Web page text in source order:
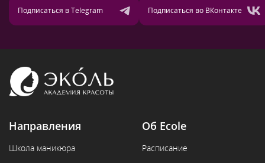
Подписаться в Telegram Подписаться во ВКонтакте
Направления
Школа маникюра
Об Ecole
Расписание